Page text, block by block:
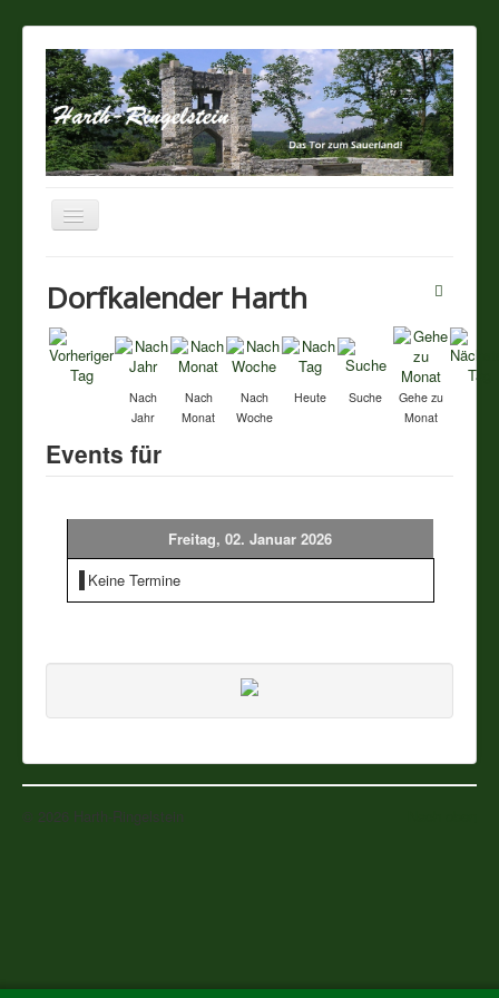
Navigation
Über unseren Ort
Vereine
Impressum
Dorfkalender Harth
Nach
Jahr
Nach
Monat
Nach
Woche
Heute Suche
Gehe zu
Monat
Events für
Freitag, 02. Januar 2026
Keine Termine
© 2026 Harth-Ringelstein